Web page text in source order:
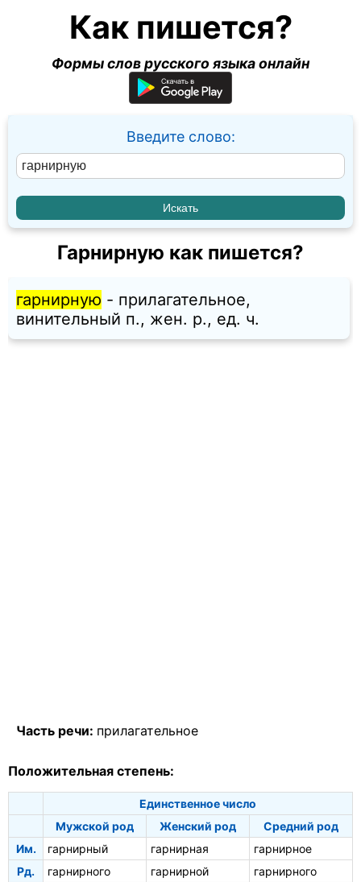
Как пишется?
Формы слов русского языка онлайн
Введите слово:
Гарнирную как пишется?
гарнирную - прилагательное,
винительный п., жен. p., ед. ч.
Часть речи: прилагательное
Положительная степень:
Единственное число
Мужской род
Женский род
Средний род
Им.
гарнирный гарнирная
гарнирное
Рд.
гарнирного гарнирной
гарнирного